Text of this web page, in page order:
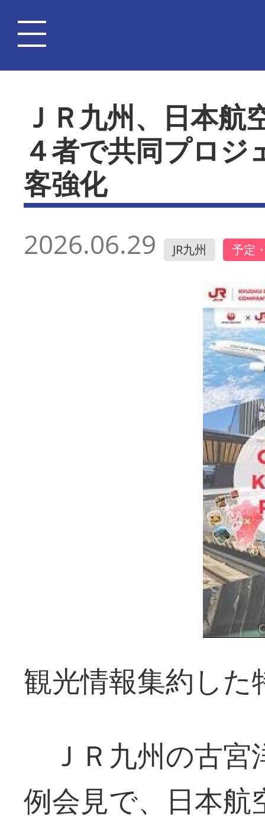
ＪＲ九州、日本
４者で共同プロ
客強化
2026.06.29 JR九州 予定
観光情報集約した
ＪＲ九州の古宮
例会見で、日本航